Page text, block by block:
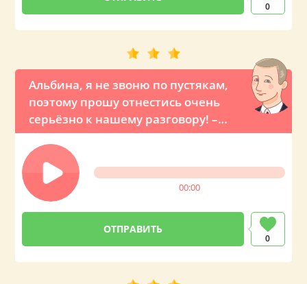
0
Альбина, я не звоню по пустякам,
поэтому прошу отнестись очень
серьёзно к нашему разговору! –
шуточный звонок с голосовым
признанием от президента Путина
(по просьбе любимого мужчины)
00:00
0